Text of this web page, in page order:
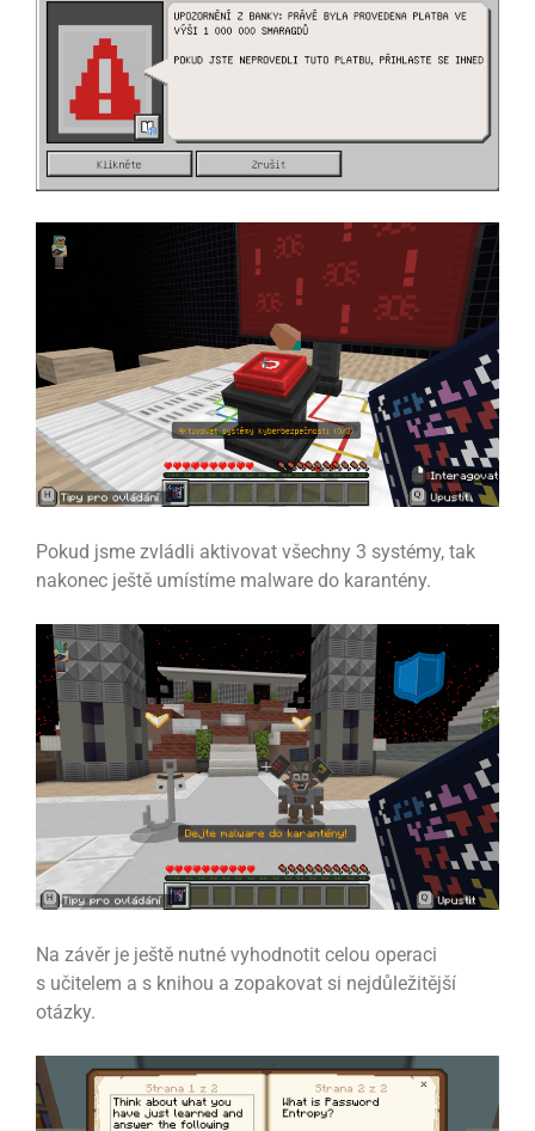
Pokud jsme zvládli aktivovat všechny 3 systémy, tak
nakonec ještě umístíme malware do karantény.
Na závěr je ještě nutné vyhodnotit celou operaci
s učitelem a s knihou a zopakovat si nejdůležitější
otázky.